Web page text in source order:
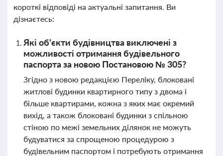
короткі відповіді на актуальні запитання. Ви
дізнаєтесь:
Які об'єкти будівництва виключені з
можливості отримання будівельного
паспорта за новою Постановою № 305?
Згідно з новою редакцією Переліку, блоковані
житлові будинки квартирного типу з двома і
більше квартирами, кожна з яких має окремий
вихід, а також блоковані будинки з спільною
стіною по межі земельних ділянок не можуть
будуватися за спрощеною процедурою з
будівельним паспортом і потребують отримання